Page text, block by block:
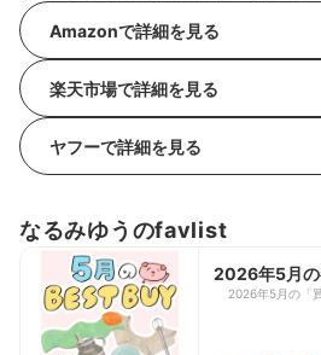
Amazonで詳細を見る
楽天市場で詳細を見る
ヤフーで詳細を見る
なるみゆうのfavlist
2026年5月の
2026年5月の「